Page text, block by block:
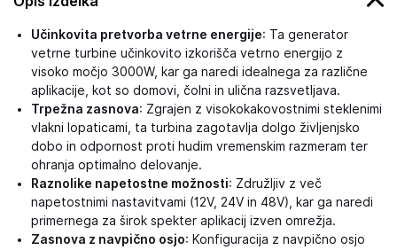
Učinkovita pretvorba vetrne energije: Ta generator
vetrne turbine učinkovito izkorišča vetrno energijo z
visoko močjo 3000W, kar ga naredi idealnega za različne
aplikacije, kot so domovi, čolni in ulična razsvetljava.
Trpežna zasnova: Zgrajen z visokokakovostnimi steklenimi
vlakni lopaticami, ta turbina zagotavlja dolgo življenjsko
dobo in odpornost proti hudim vremenskim razmeram ter
ohranja optimalno delovanje.
Raznolike napetostne možnosti: Združljiv z več
napetostnimi nastavitvami (12V, 24V in 48V), kar ga naredi
primernega za širok spekter aplikacij izven omrežja.
Zasnova z navpično osjo: Konfiguracija z navpično osjo